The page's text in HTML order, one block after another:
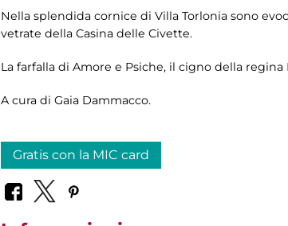
Nella splendida cornice di Villa Torlonia sono
vetrate della Casina delle Civette.
La farfalla di Amore e Psiche, il cigno della
A cura di Gaia Dammacco.
Gratis con la MIC card